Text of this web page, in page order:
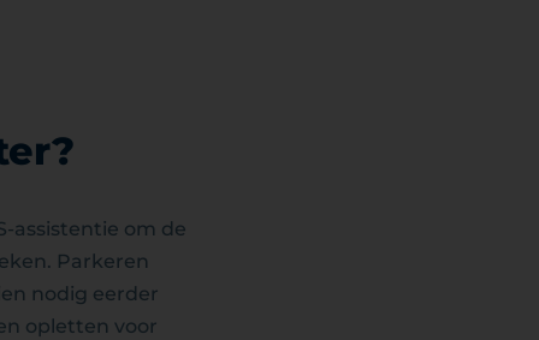
assistentie om de
Parkeren
nodig eerder
opletten voor